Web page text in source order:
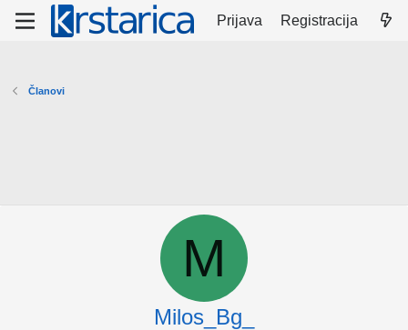
Prijava Registracija
Članovi
M
Milos_Bg_